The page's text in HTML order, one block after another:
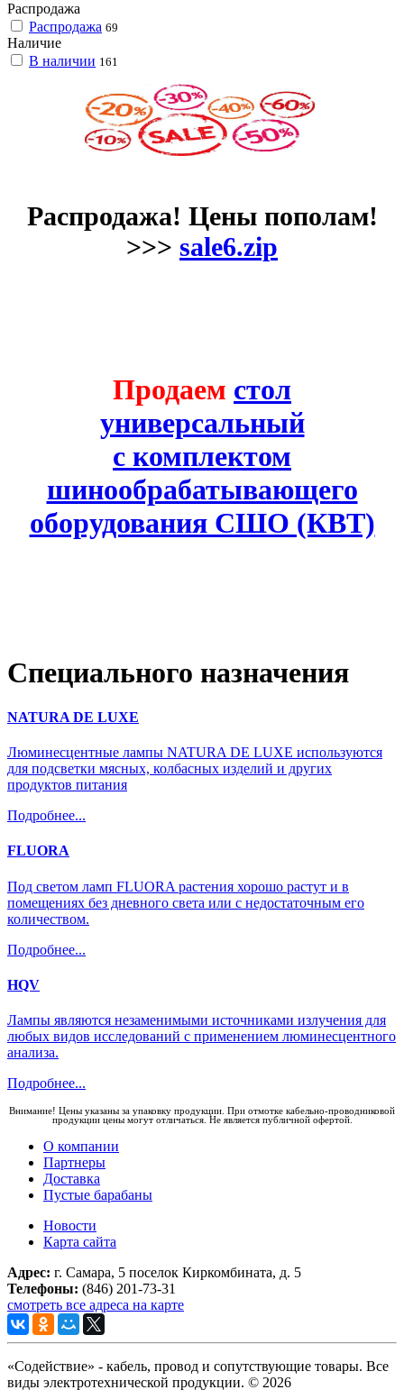
Распродажа
Распродажа 69
Наличие
В наличии 161
Распродажа! Цены пополам!
>>> sale6.zip
Продаем стол
универсальный
с комплектом
шинообрабатывающего
оборудования СШО (КВТ)
Cпециального назначения
NATURA DE LUXE
Люминесцентные лампы NATURA DE LUXE используются
для подсветки мясных, колбасных изделий и других
продуктов питания
Подробнее...
FLUORA
Под светом ламп FLUORA растения хорошо растут и в
помещениях без дневного света или с недостаточным его
количеством.
Подробнее...
HQV
Лампы являются незаменимыми источниками излучения для
любых видов исследований с применением люминесцентного
анализа.
Подробнее...
Внимание! Цены указаны за упаковку продукции. При отмотке кабельно-проводниковой
продукции цены могут отличаться. Не является публичной офертой.
О компании
Партнеры
Доставка
Пустые барабаны
Новости
Карта сайта
Адрес: г. Самара, 5 поселок Киркомбината, д. 5
Телефоны: (846) 201-73-31
смотреть все адреса на карте
«Содействие» - кабель, провод и сопутствующие товары. Все
виды электротехнической продукции. © 2026